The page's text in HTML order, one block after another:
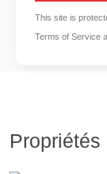
This site is
Terms of Service